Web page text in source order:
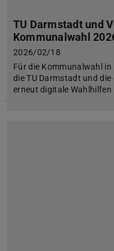
TU Darmstadt und
Kommunalwahl
2026/02/18
Für die Kommunalwahl
die TU Darmstadt und
erneut digitale